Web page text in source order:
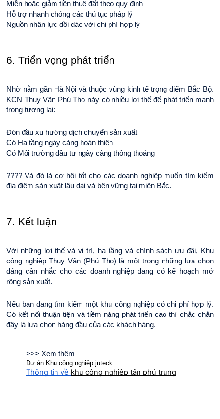
Miễn hoặc giảm tiền thuê đất theo quy định
Hỗ trợ nhanh chóng các thủ tục pháp lý
Nguồn nhân lực dồi dào với chi phí hợp lý
6. Triển vọng phát triển
Nhờ nằm gần Hà Nội và thuộc vùng kinh tế trọng điểm Bắc Bộ.
KCN Thụy Vân Phú Thọ này có nhiều lợi thế để phát triển mạnh
trong tương lai:
Đón đầu xu hướng dịch chuyển sản xuất
Có Hạ tầng ngày càng hoàn thiện
Có Môi trường đầu tư ngày càng thông thoáng
???? Và đó là cơ hội tốt cho các doanh nghiệp muốn tìm kiếm
địa điểm sản xuất lâu dài và bền vững tại miền Bắc.
7. Kết luận
Với những lợi thế và vị trí, hạ tầng và chính sách ưu đãi, Khu
công nghiệp Thụy Vân (Phú Thọ) là một trong những lựa chọn
đáng cân nhắc cho các doanh nghiệp đang có kế hoạch mở
rộng sản xuất.
Nếu bạn đang tìm kiếm một khu công nghiệp có chi phí hợp lý.
Có kết nối thuận tiện và tiềm năng phát triển cao thì chắc chắn
đây là lựa chọn hàng đầu của các khách hàng.
>>> Xem thêm
Dự án Khu công nghiệp juteck
Thông tin về khu công nghiệp tân phú trung